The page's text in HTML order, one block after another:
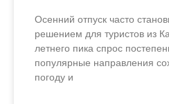
Осенний отпуск часто
решением для туристов из
летнего пика спрос
популярные направления
погоду и